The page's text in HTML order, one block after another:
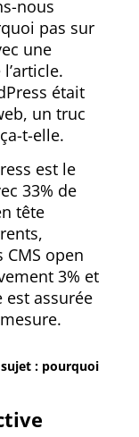
nous
pas sur
une
était
un truc
t-elle.
est le
33% de
tête
open
3% et
est assurée
: pourquoi